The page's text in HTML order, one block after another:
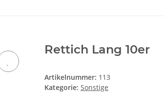
Rettich Lang 10er
Artikelnummer: 113
Kategorie: Sonstige